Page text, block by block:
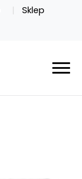
Sklep